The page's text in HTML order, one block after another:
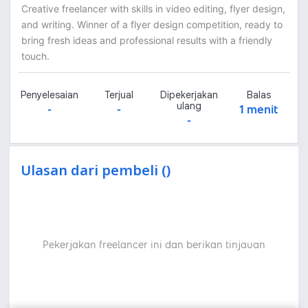
Creative freelancer with skills in video editing, flyer design,
and writing. Winner of a flyer design competition, ready to
bring fresh ideas and professional results with a friendly
touch.
Penyelesaian
-
Terjual
-
Dipekerjakan
ulang
-
Balas
1 menit
Ulasan dari pembeli ()
Pekerjakan freelancer ini dan berikan tinjauan